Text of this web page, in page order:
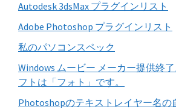
Autodesk 3dsMax プラグインリスト
Adobe Photoshop プラグインリスト
私のパソコンスペック
Windows ムービー メーカー提供終
フトは「フォト」です。
Photoshopのテキストレイヤー名の